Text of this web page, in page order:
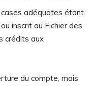
adéquates étant
inscrit au Fichier des
crédits aux
du compte, mais